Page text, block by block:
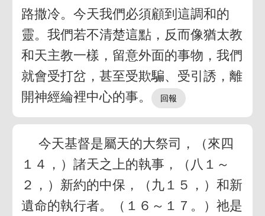
路撒冷。今天我們必須顧到這調和的
靈。我們若不清楚這點，反而像猶太教
和天主教一樣，留意外面的事物，我們
就會受打岔，甚至受欺騙、受引誘，離
開神經綸裡中心的事。
今天基督是屬天的大祭司，（來四
１４，）諸天之上的執事，（八１～
２，）新約的中保，（九１５，）和新
遺命的執行者。（１６～１７。）祂是